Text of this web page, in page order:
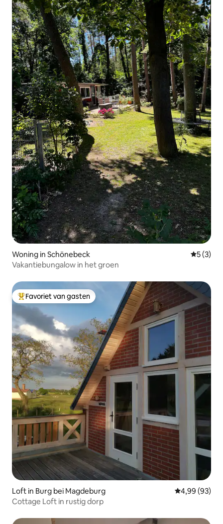
Woning in Schönebeck
5 (3)
Vakantiebungalow in het groen
Topfavoriet van gasten
Favoriet van gasten
Loft in Burg bei Magdeburg Gemiddelde
4,99 (93)
Cottage Loft in rustig dorp